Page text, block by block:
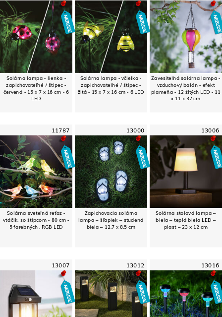
Solárna lampa - lienka -
zapichovateľné / štipec -
červená - 15 x 7 x 16 cm - 6
LED
Solárna lampa - včielka -
zapichovateľné / štipec -
žltá - 15 x 7 x 16 cm - 6 LED
Zavesiteľná solárna lampa -
vzduchový balón - efekt
plameňa - 12 žltých LED - 11
x 11 x 37 cm
11787
Solárna sveteľná reťaz -
vtáčik, so štipcom - 80 cm -
5 farebných , RGB LED
13000
Zapichovacia solárna
lampa – šľapiek – studená
biela – 12,7 x 8,5 cm
13006
Solárna stolová lampa –
biela – teplá biela LED –
plast – 23 x 12 cm
13007 13012 13016